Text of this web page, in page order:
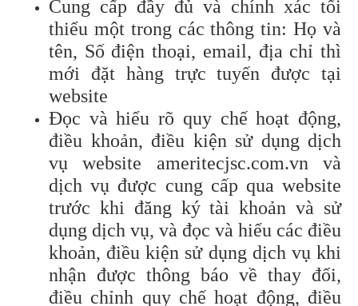
Cung cấp đầy đủ và chính xác tối
thiểu một trong các thông tin: Họ và
tên, Số điện thoại, email, địa chỉ thì
mới đặt hàng trực tuyến được tại
website
Đọc và hiểu rõ quy chế hoạt động,
điều khoản, điều kiện sử dụng dịch
vụ website ameritecjsc.com.vn và
dịch vụ được cung cấp qua website
trước khi đăng ký tài khoản và sử
dụng dịch vụ, và đọc và hiểu các điều
khoản, điều kiện sử dụng dịch vụ khi
nhận được thông báo về thay đổi,
điều chỉnh quy chế hoạt động, điều